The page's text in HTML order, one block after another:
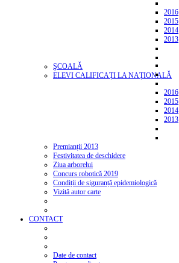
2016
2015
2014
2013
ŞCOALĂ
ELEVI CALIFICAȚI LA NAȚIONALĂ
2016
2015
2014
2013
Premianții 2013
Festivitatea de deschidere
Ziua arborelui
Concurs robotică 2019
Condiții de siguranță epidemiologică
Vizită autor carte
CONTACT
Date de contact